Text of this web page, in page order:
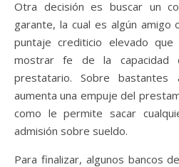
Otra decisión es buscar un
garante, la cual es algún amigo
puntaje crediticio elevado que
mostrar fe de la capacidad
prestatario. Sobre bastantes
aumenta una empuje del
como le permite sacar
admisión sobre sueldo.
Para finalizar, algunos bancos